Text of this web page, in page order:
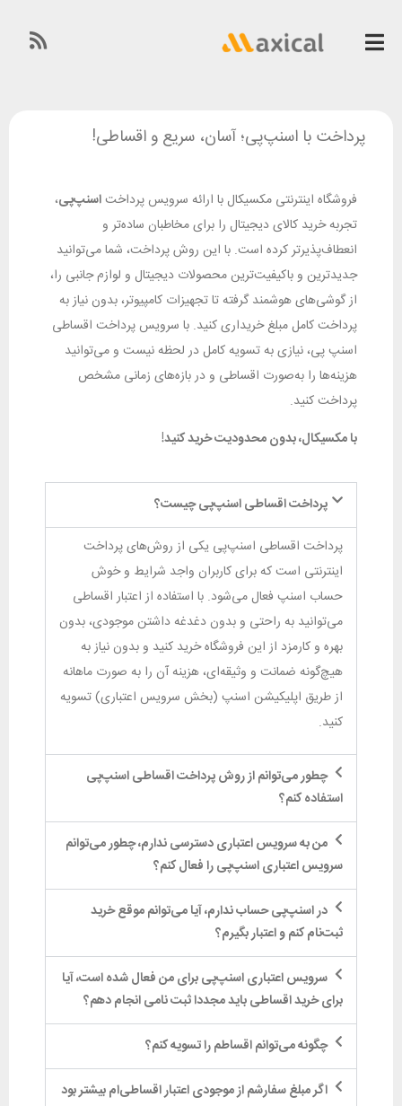
پرداخت با اسنپ‌پی؛ آسان، سریع و اقساطی!
فروشگاه اینترنتی مکسیکال با ارائه سرویس پرداختاسنپ‌پی،
تجربه خرید کالای دیجیتال را برای مخاطبان ساده‌تر و
انعطاف‌پذیرتر کرده است. با این روش پرداخت، شما می‌توانید
جدیدترین و باکیفیت‌ترین محصولات دیجیتال و لوازم جانبی را،
از گوشی‌های هوشمند گرفته تا تجهیزات کامپیوتر، بدون نیاز به
پرداخت کامل مبلغ خریداری کنید. با سرویس پرداخت اقساطی
اسنپ پی، نیازی به تسویه کامل در لحظه نیست و می‌توانید
هزینه‌ها را به‌صورت اقساطی و در بازه‌های زمانی مشخص
پرداخت کنید.
با مکسیکال، بدون محدودیت خرید کنید!
پرداخت اقساطی اسنپ‌پی چیست؟
پرداخت اقساطی اسنپ‌پی یکی از روش‌های پرداخت
اینترنتی است که برای کاربران واجد شرایط و خوش
حساب اسنپ فعال می‌شود. با استفاده از اعتبار اقساطی
می‌توانید به راحتی و بدون دغدغه داشتن موجودی، بدون
بهره و کارمزد از این فروشگاه‌ خرید کنید و بدون نیاز به
هیچ‌گونه ضمانت و وثیقه‌ای، هزینه آن را به صورت ماهانه
از طریق اپلیکیشن اسنپ (بخش سرویس اعتباری) تسویه
کنید.
چطور می‌توانم از روش پرداخت اقساطی اسنپ‌پی
استفاده کنم؟
من به سرویس اعتباری دسترسی ندارم، چطور می‌توانم
سرویس اعتباری اسنپ‌پی را فعال کنم؟
در اسنپ‌پی حساب ندارم، آیا می‌توانم موقع خرید
ثبت‌نام کنم و اعتبار بگیرم؟
سرویس اعتباری اسنپ‌پی برای من فعال شده است، آیا
برای خرید اقساطی باید مجددا ثبت نامی انجام دهم؟
چگونه می‌توانم اقساطم را تسویه کنم؟
اگر مبلغ سفارشم از موجودی اعتبار اقساطی‌ام بیشتر بود